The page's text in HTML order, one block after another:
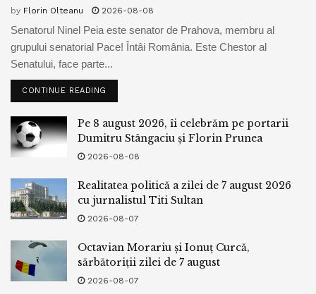
by Florin Olteanu 2026-08-08
Senatorul Ninel Peia este senator de Prahova, membru al
grupului senatorial Pace! Întâi România. Este Chestor al
Senatului, face parte...
CONTINUE READING
Pe 8 august 2026, îi celebrăm pe portarii
Dumitru Stângaciu și Florin Prunea
2026-08-08
Realitatea politică a zilei de 7 august 2026
cu jurnalistul Titi Sultan
2026-08-07
Octavian Morariu și Ionuț Curcă,
sărbătoriții zilei de 7 august
2026-08-07